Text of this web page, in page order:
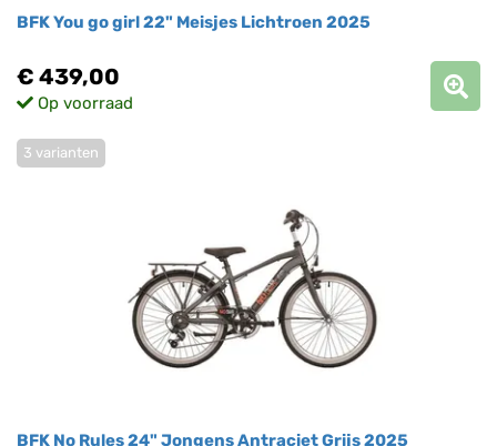
BFK You go girl 22" Meisjes Lichtroen 2025
€ 439,00
Op voorraad
BFK No Rules 24" Jongens Antraciet Grijs 2025
3 varianten